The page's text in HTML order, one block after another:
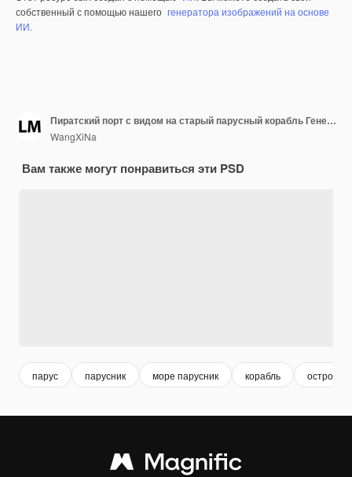
собственный с помощью нашего генератора изображений на основе
ИИ.
Пиратский порт с видом на старый парусный корабль Генеративный ИИ
WangXiNa
Вам также могут понравиться эти PSD
парус парусник море парусник корабль остров